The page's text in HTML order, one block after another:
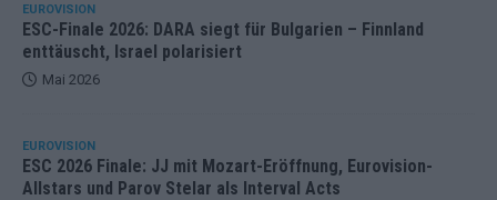
EUROVISION
ESC-Finale 2026: DARA siegt für Bulgarien – Finnland
enttäuscht, Israel polarisiert
Mai 2026
EUROVISION
ESC 2026 Finale: JJ mit Mozart-Eröffnung, Eurovision-
Allstars und Parov Stelar als Interval Acts